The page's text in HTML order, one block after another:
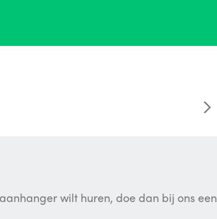
wilt huren, doe dan bij ons een